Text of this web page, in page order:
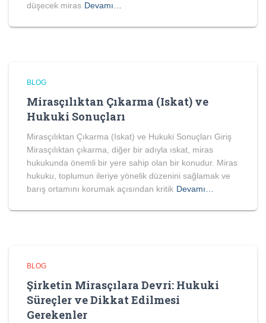
düşecek miras Devamı…
BLOG
Mirasçılıktan Çıkarma (Iskat) ve
Hukuki Sonuçları
Mirasçılıktan Çıkarma (Iskat) ve Hukuki Sonuçları Giriş
Mirasçılıktan çıkarma, diğer bir adıyla ıskat, miras
hukukunda önemli bir yere sahip olan bir konudur. Miras
hukuku, toplumun ileriye yönelik düzenini sağlamak ve
barış ortamını korumak açısından kritik Devamı…
BLOG
Şirketin Mirasçılara Devri: Hukuki
Süreçler ve Dikkat Edilmesi
Gerekenler